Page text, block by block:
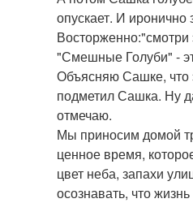
опускает. И иронично
"Смешные Голуби" -
Объясняю Сашке, что
подметил Сашка. Ну
отмечаю.
Мы приносим домой
ценное время,
цвет неба, запахи
осознавать, что